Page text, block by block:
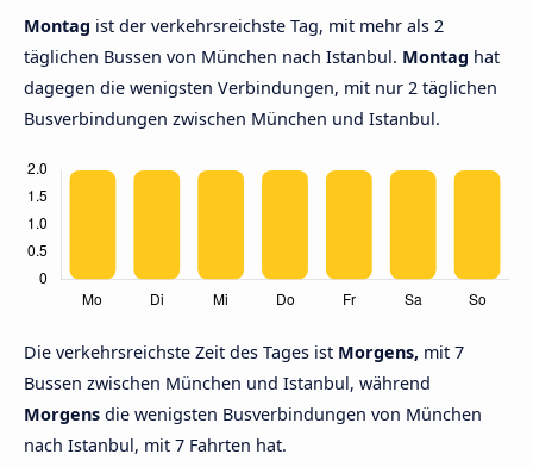
Montag ist der verkehrsreichste Tag, mit mehr als 2
täglichen Bussen von München nach Istanbul. Montag hat
dagegen die wenigsten Verbindungen, mit nur 2 täglichen
Busverbindungen zwischen München und Istanbul.
Die verkehrsreichste Zeit des Tages ist Morgens, mit 7
Bussen zwischen München und Istanbul, während
Morgens die wenigsten Busverbindungen von München
nach Istanbul, mit 7 Fahrten hat.